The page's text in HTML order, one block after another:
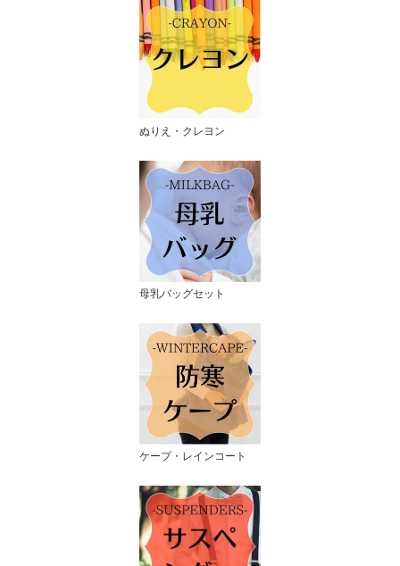
ぬりえ・クレヨン
母乳バッグセット
ケープ・レインコート